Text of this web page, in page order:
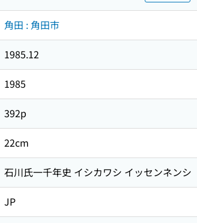
角田 : 角田市
1985.12
1985
392p
22cm
石川氏一千年史 イシカワシ イッセンネンシ
JP